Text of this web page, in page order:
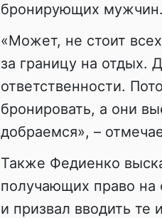
бронирующих мужчин.
«Может, не стоит
за границу на отдых.
ответственности.
бронировать, а они
добраемся», –
Также Федиенко
получающих право на
и призвал вводить те